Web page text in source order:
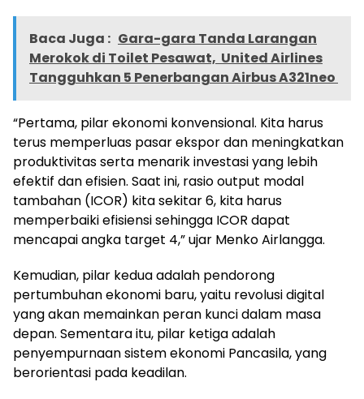
Baca Juga : Gara-gara Tanda Larangan
Merokok di Toilet Pesawat, United Airlines
Tangguhkan 5 Penerbangan Airbus A321neo
“Pertama, pilar ekonomi konvensional. Kita harus
terus memperluas pasar ekspor dan meningkatkan
produktivitas serta menarik investasi yang lebih
efektif dan efisien. Saat ini, rasio output modal
tambahan (ICOR) kita sekitar 6, kita harus
memperbaiki efisiensi sehingga ICOR dapat
mencapai angka target 4,” ujar Menko Airlangga.
Kemudian, pilar kedua adalah pendorong
pertumbuhan ekonomi baru, yaitu revolusi digital
yang akan memainkan peran kunci dalam masa
depan. Sementara itu, pilar ketiga adalah
penyempurnaan sistem ekonomi Pancasila, yang
berorientasi pada keadilan.